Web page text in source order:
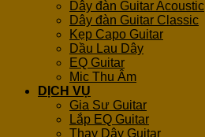
Dây đàn Guitar Acoustic
Dây đàn Guitar Classic
Kẹp Capo Guitar
Dầu Lau Dây
EQ Guitar
Mic Thu Âm
DỊCH VỤ
Gia Sư Guitar
Lắp EQ Guitar
Thay Dây Guitar